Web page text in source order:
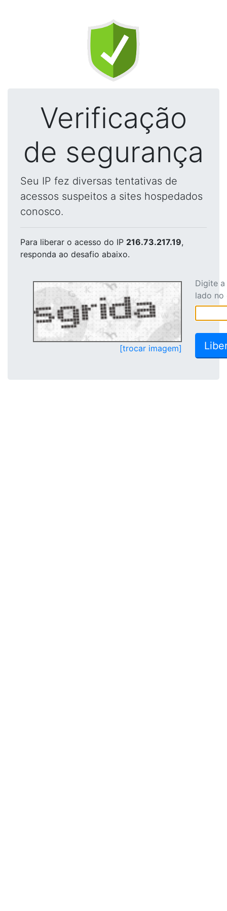
Verificação
de segurança
Seu IP fez diversas tentativas de
acessos suspeitos a sites hospedados
conosco.
Para liberar o acesso do IP 216.73.217.19,
responda ao desafio abaixo.
[trocar imagem]
Digite
lado no